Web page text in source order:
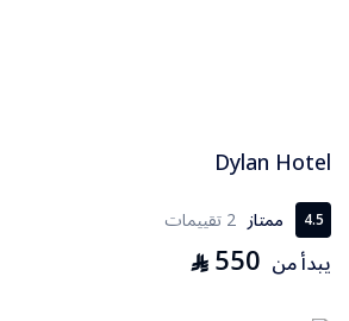
Dylan Hotel
4.5 ممتاز 2 تقييمات
يبدأ من 550
⃁